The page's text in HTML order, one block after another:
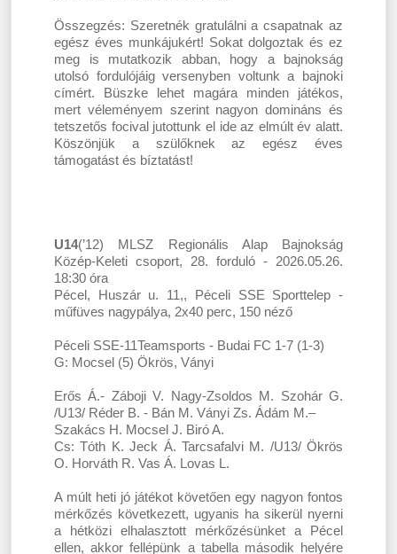
Összegzés: Szeretnék gratulálni a csapatnak az
egész éves munkájukért! Sokat dolgoztak és ez
meg is mutatkozik abban, hogy a bajnokság
utolsó fordulójáig versenyben voltunk a bajnoki
címért. Büszke lehet magára minden játékos,
mert véleményem szerint nagyon domináns és
tetszetős focival jutottunk el ide az elmúlt év alatt.
Köszönjük a szülőknek az egész éves
támogatást és bíztatást!
U14(’12) MLSZ Regionális Alap Bajnokság
Közép-Keleti csoport, 28. forduló - 2026.05.26.
18:30 óra
Pécel, Huszár u. 11,, Péceli SSE Sporttelep -
műfüves nagypálya, 2x40 perc, 150 néző
Péceli SSE-11Teamsports - Budai FC 1-7 (1-3)
G: Mocsel (5) Ökrös, Ványi
Erős Á.- Záboji V. Nagy-Zsoldos M. Szohár G.
/U13/ Réder B. - Bán M. Ványi Zs. Ádám M.–
Szakács H. Mocsel J. Biró A.
Cs: Tóth K. Jeck Á. Tarcsafalvi M. /U13/ Ökrös
O. Horváth R. Vas Á. Lovas L.
A múlt heti jó játékot követően egy nagyon fontos
mérkőzés következett, ugyanis ha sikerül nyerni
a hétközi elhalasztott mérkőzésünket a Pécel
ellen, akkor fellépünk a tabella második helyére